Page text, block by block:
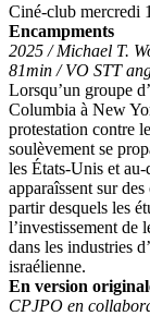
Ciné-club mercredi
Encampments
2025 / Michael T.
81min / VO STT
Lorsqu’un groupe
Columbia à New
protestation contre
soulèvement se
les États-Unis et
apparaîssent sur
partir desquels les
l’investissement de
dans les industries
israélienne.
En version
CPJPO en